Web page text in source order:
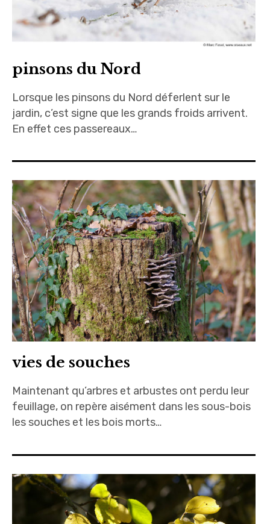
pinsons du Nord
Lorsque les pinsons du Nord déferlent sur le
jardin, c’est signe que les grands froids arrivent.
En effet ces passereaux…
vies de souches
Maintenant qu’arbres et arbustes ont perdu leur
feuillage, on repère aisément dans les sous-bois
les souches et les bois morts…